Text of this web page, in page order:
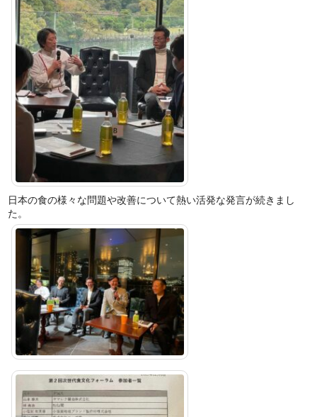
日本の食の様々な問題や改善について熱い活発な発言が続きまし
た。